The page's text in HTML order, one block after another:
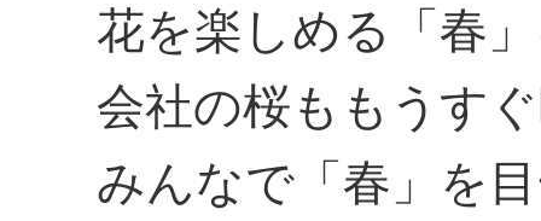
花を楽しめる「春
会社の桜ももうす
みんなで「春」を